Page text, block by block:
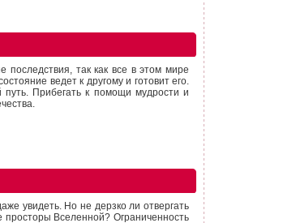
так как все в этом мире
ведет к другому и готовит его.
путь. Прибегать к помощи мудрости и
увидеть. Но не дерзко ли отвергать
просторы Вселенной? Ограниченность